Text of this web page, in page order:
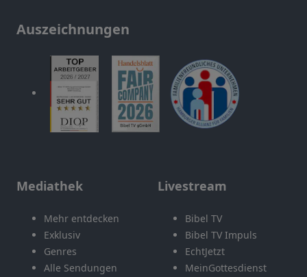
Auszeichnungen
Mediathek
Mehr entdecken
Exklusiv
Genres
Alle Sendungen
Livestream
Bibel TV
Bibel TV Impuls
EchtJetzt
MeinGottesdienst